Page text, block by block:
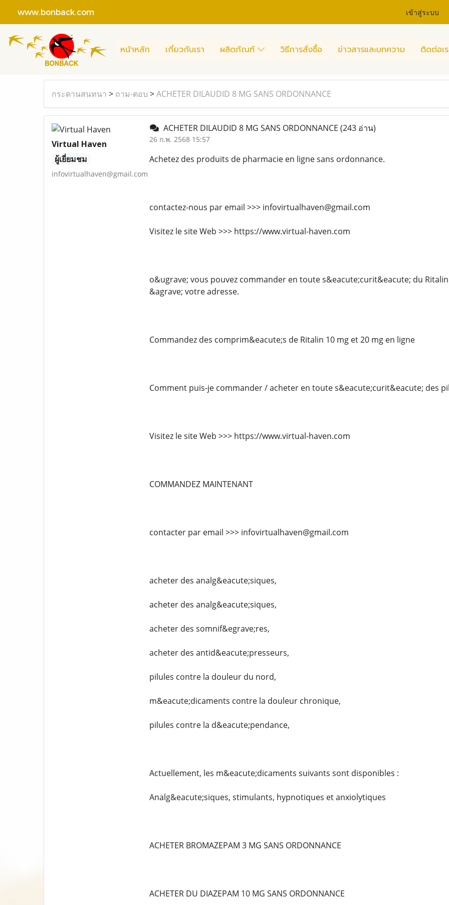
www.bonback.com เข้าสู่ระบบ
หน้าหลัก เกี่ยวกับเรา ผลิตภัณฑ์ วิธีการสั่งซื้อ ข่าวสารและบทความ ติดต่อเ
กระดานสนทนา > ถาม-ตอบ >ACHETER DILAUDID 8 MG SANS ORDONNANCE
Virtual Haven
ผู้เยี่ยมชม
infovirtualhaven@gmail.com
ACHETER DILAUDID 8 MG SANS ORDONNANCE (243 อ่าน)
26 ก.พ. 2568 15:57
Achetez des produits de pharmacie en ligne sans ordonnance.
contactez-nous par email >>> infovirtualhaven@gmail.com
Visitez le site Web >>> https://www.virtual-haven.com
o&ugrave; vous pouvez commander en toute s&eacute;curit&eacute; du
&agrave; votre adresse.
Commandez des comprim&eacute;s de Ritalin 10 mg et 20 mg en ligne
Comment puis-je commander / acheter en toute s&eacute;curit&eacute; des
Visitez le site Web >>> https://www.virtual-haven.com
COMMANDEZ MAINTENANT
contacter par email >>> infovirtualhaven@gmail.com
acheter des analg&eacute;siques,
acheter des analg&eacute;siques,
acheter des somnif&egrave;res,
acheter des antid&eacute;presseurs,
pilules contre la douleur du nord,
m&eacute;dicaments contre la douleur chronique,
pilules contre la d&eacute;pendance,
Actuellement, les m&eacute;dicaments suivants sont disponibles :
Analg&eacute;siques, stimulants, hypnotiques et anxiolytiques
ACHETER BROMAZEPAM 3 MG SANS ORDONNANCE
ACHETER DU DIAZEPAM 10 MG SANS ORDONNANCE